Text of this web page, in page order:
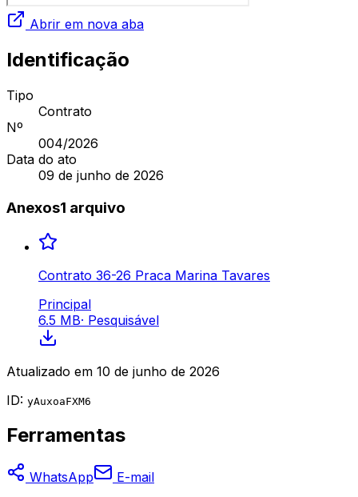
Abrir em nova aba
Identificação
Tipo
Contrato
Nº
004/2026
Data do ato
09 de junho de 2026
Anexos1 arquivo
Contrato 36-26 Praca Marina Tavares
Principal
6.5 MB· Pesquisável
Atualizado em 10 de junho de 2026
ID: yAuxoaFXM6
Ferramentas
WhatsApp
E-mail